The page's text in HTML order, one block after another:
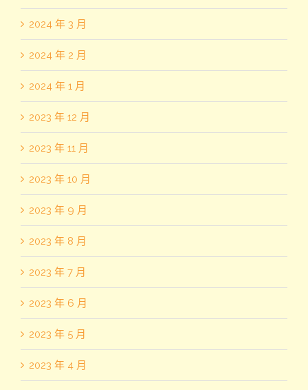
2024 年 3 月
2024 年 2 月
2024 年 1 月
2023 年 12 月
2023 年 11 月
2023 年 10 月
2023 年 9 月
2023 年 8 月
2023 年 7 月
2023 年 6 月
2023 年 5 月
2023 年 4 月